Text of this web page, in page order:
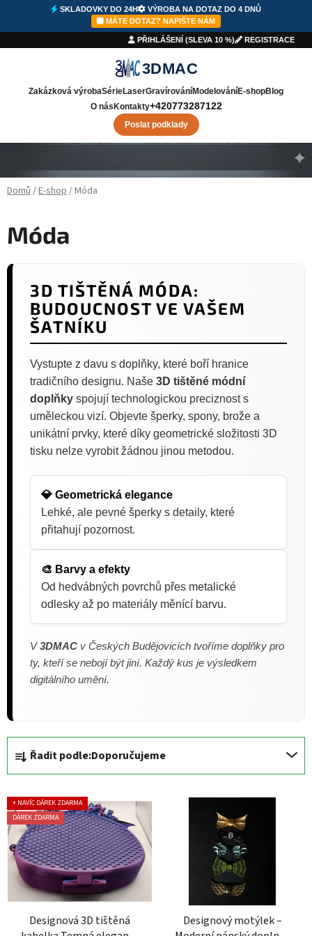
SKLADOVKY DO 24H
VÝROBA NA DOTAZ DO 4 DNŮ
MÁTE DOTAZ? NAPIŠTE NÁM
PŘIHLÁŠENÍ (SLEVA 10 %) REGISTRACE
3DMAC
Zakázková výrobaSérieLaserGravírováníModelováníE-shopBlog
O nás Kontakty+420773287122
Poslat podklady
SKLADOVKY DO 24H 🛠️VÝROBADO 4 DNŮ ✉️NAPIŠTE NÁM
Domů/E-shop/Móda
Móda
3D TIŠTĚNÁ MÓDA:
BUDOUCNOST VE VAŠEM
ŠATNÍKU
Vystupte z davu s doplňky, které boří hranice
tradičního designu. Naše 3D tištěné módní
doplňky spojují technologickou preciznost s
uměleckou vizí. Objevte šperky, spony, brože a
unikátní prvky, které díky geometrické složitosti 3D
tisku nelze vyrobit žádnou jinou metodou.
💎 Geometrická elegance
Lehké, ale pevné šperky s detaily, které
přitahují pozornost.
🎨 Barvy a efekty
Od hedvábných povrchů přes metalické
odlesky až po materiály měnící barvu.
V3DMAC v Českých Budějovicích tvoříme doplňky pro
ty, kteří se nebojí být jiní. Každý kus je výsledkem
digitálního umění.
Řadit podle:Doporučujeme
Výpis produktů
+ NAVÍC DÁREK ZDARMA
DÁREK ZDARMA
Designová 3D tištěná
Designový motýlek –